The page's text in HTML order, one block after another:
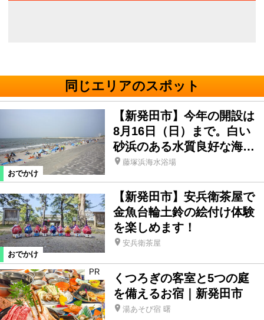
同じエリアのスポット
おでかけ
【新発田市】今年の開設は
8月16日（日）まで。白い
砂浜のある水質良好な海…
藤塚浜海水浴場
おでかけ
【新発田市】安兵衛茶屋で
金魚台輪土鈴の絵付け体験
を楽しめます！
安兵衛茶屋
PR
くつろぎの客室と5つの庭
を備えるお宿｜新発田市
湯あそび宿 曙